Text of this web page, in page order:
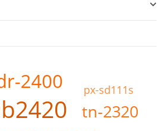
b2420
2400
tn-2320
px-sd111s